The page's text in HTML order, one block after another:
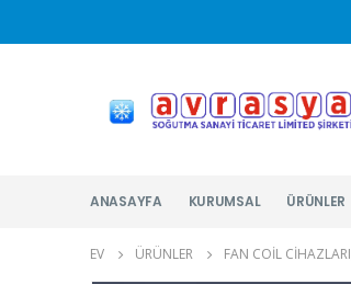
ANASAYFA KURUMSAL ÜRÜNLER
EV ÜRÜNLER FAN COIL CIHAZLARI